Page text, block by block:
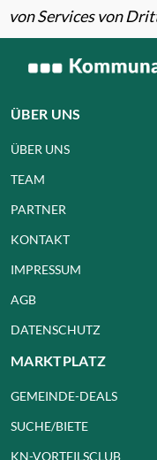
von Services von
ÜBER UNS
ÜBER UNS
TEAM
PARTNER
KONTAKT
IMPRESSUM
AGB
DATENSCHUTZ
MARKTPLATZ
GEMEINDE-DEALS
SUCHE/BIETE
KN-VORTEILSCLUB